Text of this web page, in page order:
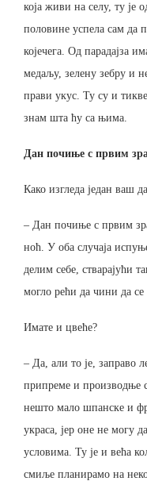
која живи на селу, ту је
половине успела сам да
којечега. Од парадајза
медаљу, зелену зебру и
прави укус. Ту су и
знам шта ћу са њима.
Дан почиње с првим
Како изгледа један ваш
– Дан почиње с првим
ноћ. У оба случаја
делим себе, стварајући
могло рећи да чини да се
Имате и цвеће?
– Да, али то је, заправо
припреме и производње
нешто мало шпанске и
украса, јер оне не могу
условима. Ту је и већа
смиље планирамо на